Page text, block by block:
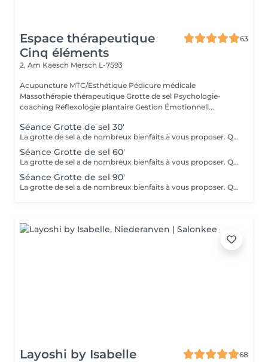
Espace thérapeutique
Cinq éléments
63
2, Am Kaesch Mersch L-7593
Acupuncture MTC/Esthétique Pédicure médicale
Massothérapie thérapeutique Grotte de sel Psychologie-
coaching Réflexologie plantaire Gestion Émotionnell...
Séance Grotte de sel 30'
La grotte de sel a de nombreux bienfaits à vous proposer. Que ce soit pour un moment de relaxation ou pour soulager des troubles respiratoires, lutter contre les toxines, diminuer l'anxiété, améliorer le sommeil ou l'état de fatigue, ou même bénéficier des bienfaits pour la beauté de la peau et sa reminéralisation ! Transats, plaids, coussins et infusions vous y attendront.
Séance Grotte de sel 60'
La grotte de sel a de nombreux bienfaits à vous proposer. Que ce soit pour un moment de relaxation ou pour soulager des troubles respiratoires, lutter contre les toxines, diminuer l'anxiété, améliorer le sommeil ou l'état de fatigue, ou même bénéficier des bienfaits pour la beauté de la peau et sa reminéralisation ! Transats, plaids, coussins et infusions vous y attendront.
Séance Grotte de sel 90'
La grotte de sel a de nombreux bienfaits à vous proposer. Que ce soit pour un moment de relaxation ou pour soulager des troubles respiratoires, lutter contre les toxines, diminuer l'anxiété, améliorer le sommeil ou l'état de fatigue, ou même bénéficier des bienfaits pour la beauté de la peau et sa reminéralisation ! Transats, plaids, coussins et infusions vous y attendront.
Layoshi by Isabelle
68